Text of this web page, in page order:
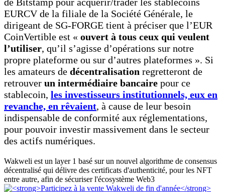
EURCV de la filiale de la Société Générale, le
dirigeant de SG-FORGE tient à préciser que l’EUR
CoinVertible est « ouvert à tous ceux qui veulent
l’utiliser, qu’il s’agisse d’opérations sur notre
propre plateforme ou sur d’autres plateformes ». Si
les amateurs de décentralisation regretteront de
retrouver un intermédiaire bancaire pour ce
stablecoin, les investisseurs institutionnels, eux en
revanche, en rêvaient, à cause de leur besoin
indispensable de conformité aux réglementations,
pour pouvoir investir massivement dans le secteur
des actifs numériques.
Wakweli est un layer 1 basé sur un nouvel algorithme de consensus
décentralisé qui délivre des certificats d'authenticité, pour les NFT
entre autre, afin de sécuriser l'écosystème Web3